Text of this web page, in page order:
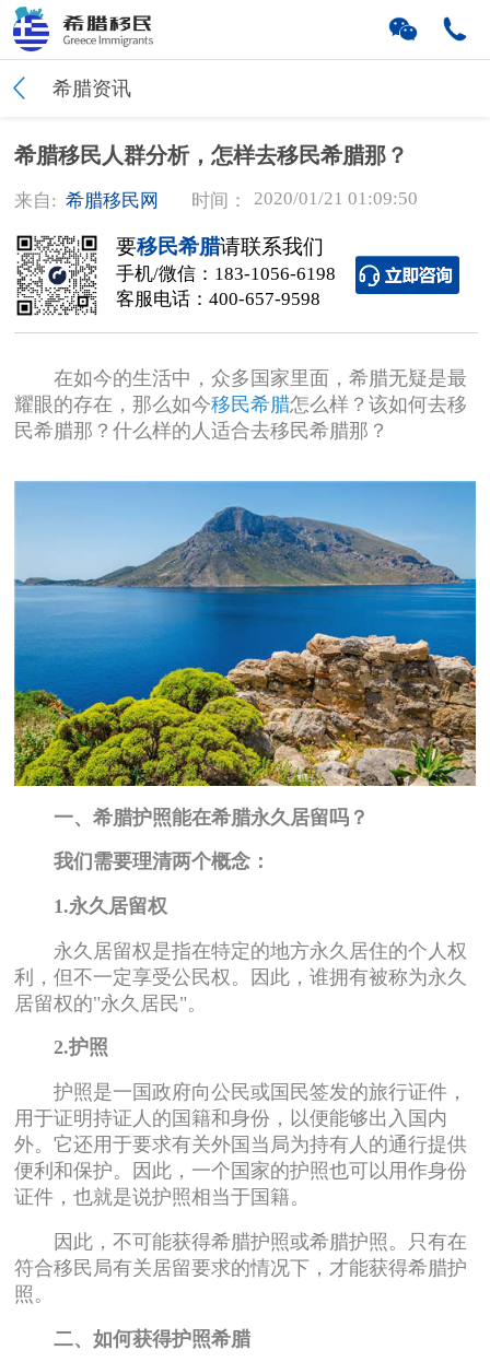
希腊资讯
希腊移民人群分析，怎样去移民希腊那？
来自: 希腊移民网 时间： 2020/01/21 01:09:50
要移民希腊请联系我们
手机/微信： 183-1056-6198
客服电话： 400-657-9598
在如今的生活中，众多国家里面，希腊无疑是最
耀眼的存在，那么如今移民希腊怎么样？该如何去移
民希腊那？什么样的人适合去移民希腊那？
一、希腊护照能在希腊永久居留吗？
我们需要理清两个概念：
1.永久居留权
永久居留权是指在特定的地方永久居住的个人权
利，但不一定享受公民权。因此，谁拥有被称为永久
居留权的"永久居民"。
2.护照
护照是一国政府向公民或国民签发的旅行证件，
用于证明持证人的国籍和身份，以便能够出入国内
外。它还用于要求有关外国当局为持有人的通行提供
便利和保护。因此，一个国家的护照也可以用作身份
证件，也就是说护照相当于国籍。
因此，不可能获得希腊护照或希腊护照。只有在
符合移民局有关居留要求的情况下，才能获得希腊护
照。
二、如何获得护照希腊